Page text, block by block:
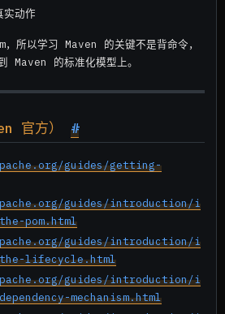
动作
所以学习 Maven 的关键不是背命令，
Maven 的标准化模型上。
官方） #
guides/getting-
guides/introduction/i
pom.html
guides/introduction/i
lifecycle.html
guides/introduction/i
mechanism.html